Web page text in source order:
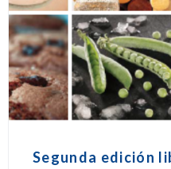
Segunda edición